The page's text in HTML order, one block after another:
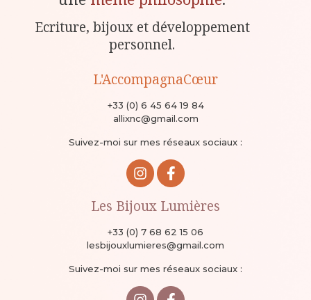
Ecriture, bijoux et développement
personnel.
L'AccompagnaCœur
+33 (0) 6 45 64 19 84
allixnc@gmail.com
Suivez-moi sur mes réseaux sociaux :
Les Bijoux Lumières
+33 (0) 7 68 62 15 06
lesbijouxlumieres@gmail.com
Suivez-moi sur mes réseaux sociaux :